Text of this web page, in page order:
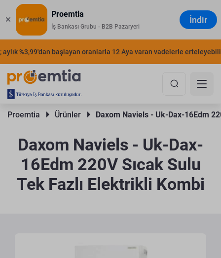
Proemtia
İş Bankası Grubu - B2B Pazaryeri
İndir
%3,99'dan başlayan oranlarla 12 Aya varan vadelerle
Proemtia Ürünler Daxom Naviels - Uk-Dax-16Edm
Daxom Naviels - Uk-Dax-
16Edm 220V Sıcak Sulu
Tek Fazlı Elektrikli Kombi